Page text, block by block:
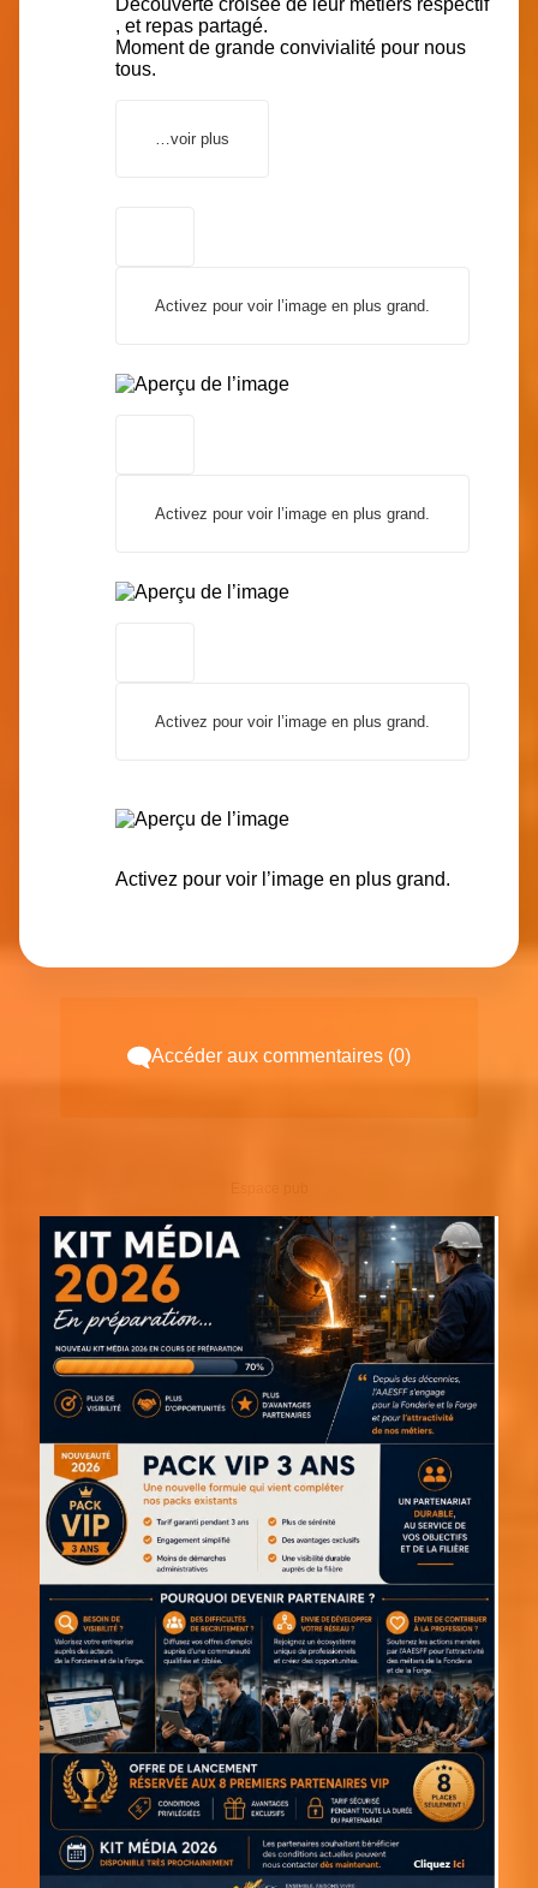
, et repas partagé.
Moment de grande convivialité pour nous
tous.
…voir plus
Activez pour voir l’image en plus grand.
Activez pour voir l’image en plus grand.
Activez pour voir l’image en plus grand.
Activez pour voir l’image en plus grand.
Accéder aux commentaires (0)